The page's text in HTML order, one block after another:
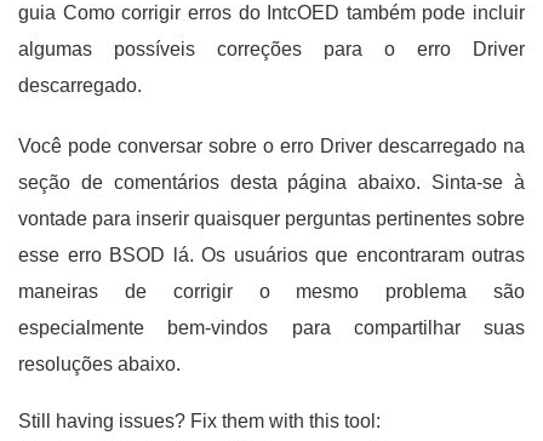
guia Como corrigir erros do IntcOED também pode incluir
algumas possíveis correções para o erro Driver
descarregado.
Você pode conversar sobre o erro Driver descarregado na
seção de comentários desta página abaixo. Sinta-se à
vontade para inserir quaisquer perguntas pertinentes sobre
esse erro BSOD lá. Os usuários que encontraram outras
maneiras de corrigir o mesmo problema são
especialmente bem-vindos para compartilhar suas
resoluções abaixo.
Still having issues? Fix them with this tool: